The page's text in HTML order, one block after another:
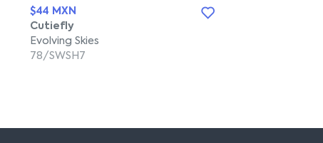
$44 MXN
Cutiefly
Evolving Skies
78/SWSH7